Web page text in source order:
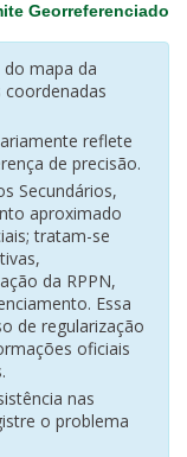
Georreferenciado
mapa da
coordenadas
reflete
de precisão.
Secundários,
aproximado
tratam-se
da RPPN,
Essa
de regularização
oficiais
nas
o problema